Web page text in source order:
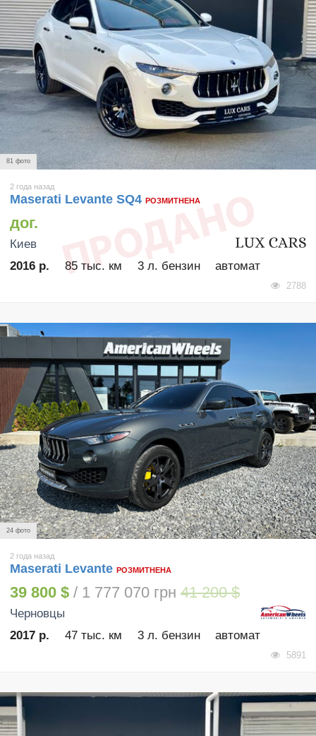
81 фото
2 года назад
Maserati Levante SQ4 РОЗМИТНЕНА
дог.
Киев
2016 р.
85 тыс. км 3 л. бензин автомат
2788
24 фото
2 года назад
Maserati Levante РОЗМИТНЕНА
39 800 $ / 1 777 070 грн 41 200 $
Черновцы
2017 р.
47 тыс. км 3 л. бензин автомат
5891